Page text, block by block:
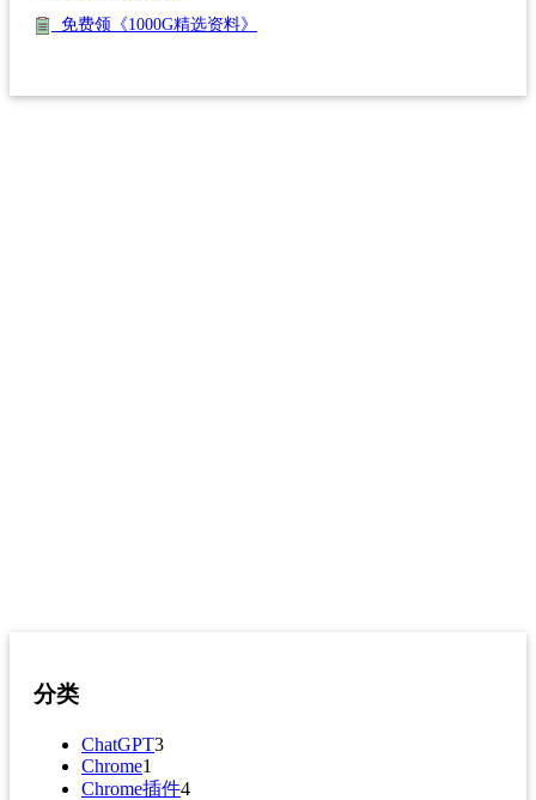
免费领《1000G精选资料》
分类
ChatGPT3
Chrome1
Chrome插件4